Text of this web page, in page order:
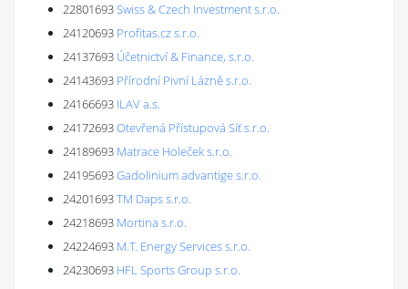
22801693Swiss & Czech Investment s.r.o.
24120693 Profitas.cz s.r.o.
24137693 Účetnictví & Finance, s.r.o.
24143693 Přírodní Pivní Lázně s.r.o.
24166693 ILAV a.s.
24172693Otevřená Přístupová Síť s.r.o.
24189693 Matrace Holeček s.r.o.
24195693Gadolinium advantige s.r.o.
24201693TM Daps s.r.o.
24218693 Mortina s.r.o.
24224693 M.T. Energy Services s.r.o.
24230693 HFL Sports Group s.r.o.